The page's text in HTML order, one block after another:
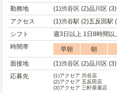
勤務地
(1)渋谷区 (2)品川区
アクセス
(1)渋谷駅 (2)五反田駅
シフト
週3日以上 1日8時間以
時間帯
早朝 朝
面接地
(1)渋谷区 (2)品川区
応募先
(1)アクセア 渋谷店
(2)アクセア 五反田店
(3)アクセア 三軒茶屋店